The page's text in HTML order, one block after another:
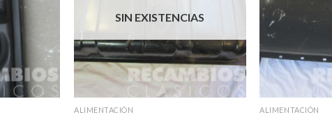
SIN EXISTENCIAS
ALIMENTACIÓN ALIMENTACIÓN